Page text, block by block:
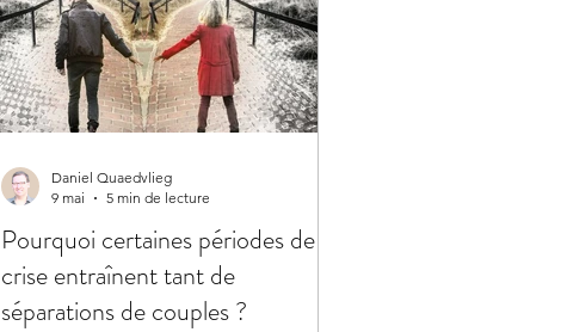
Pourquoi certaines périodes de
crise entraînent tant de
séparations de couples ?
Daniel Quaedvlieg
9 mai
5 min de lecture